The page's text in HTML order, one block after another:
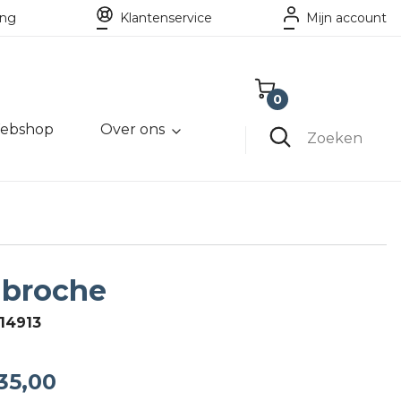
Klantenservice Mijn account
Over ons
0
Zoeken